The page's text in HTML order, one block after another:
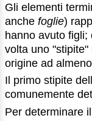
Gli elementi
anche foglie)
hanno avuto
volta uno
origine ad
Il primo stipite
comunemente
Per determinare